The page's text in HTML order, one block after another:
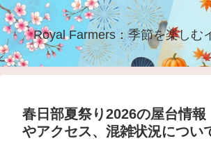
Royal Farmers：季節を楽しむ
春日部夏祭り2026の屋台情報
やアクセス、混雑状況につい